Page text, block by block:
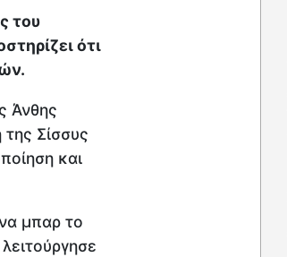
του
ότι
Άνθης
Σίσσυς
και
μπαρ το